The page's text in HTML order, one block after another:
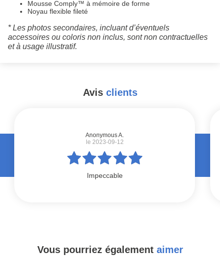
Mousse Comply™ à mémoire de forme
Noyau flexible fileté
* Les photos secondaires, incluant d’éventuels
accessoires ou coloris non inclus, sont non contractuelles
et à usage illustratif.
Avis clients
Anonymous A.
le 2023-09-12
Impeccable
Vous pourriez également aimer